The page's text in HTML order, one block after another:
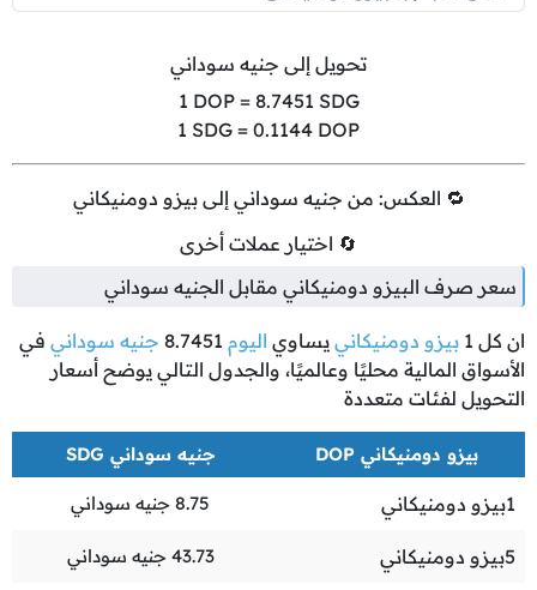
تحويل إلى جنيه سوداني
1 DOP = 8.7451 SDG
1 SDG = 0.1144 DOP
🔁 العكس: من جنيه سوداني إلى بيزو دومنيكاني
🔄 اختيار عملات أخرى
سعر صرف البيزو دومنيكاني مقابل الجنيه سوداني
ان كل 1 بيزو دومنيكاني يساوي اليوم 8.7451 جنيه سوداني في
الأسواق المالية محليًا وعالميًا، والجدول التالي يوضح أسعار
التحويل لفئات متعددة
بيزو دومنيكاني DOP جنيه سوداني SDG
1بيزو دومنيكاني 8.75 جنيه سوداني
5بيزو دومنيكاني 43.73 جنيه سوداني